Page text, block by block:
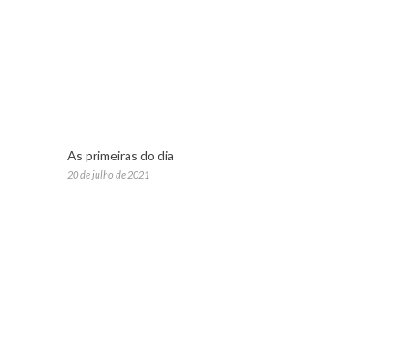
As primeiras do dia
20 de julho de 2021